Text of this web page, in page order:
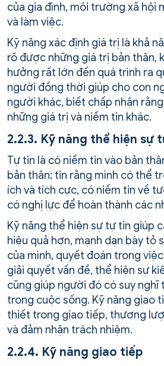
của gia đình, môi trường xã hội
và làm việc.
Kỹ năng xác định giá trị là khả
rõ được những giá trị bản thân,
hưởng rất lớn đến quá trình ra
người đồng thời giúp cho con
người khác, biết chấp nhận
những giá trị và niềm tin khác.
2.2.3. Kỹ năng thể hiện sự
Tự tin là có niềm tin vào bản
bản thân; tin rằng mình có thể
ích và tích cực, có niềm tin về
có nghị lực để hoàn thành các
Kỹ năng thể hiện sự tự tin giúp
hiệu quả hơn, mạnh dạn bày tỏ
của mình, quyết đoán trong
giải quyết vấn đề, thể hiện sự
cũng giúp người đó có suy nghĩ
trong cuộc sống. Kỹ năng giao
thiết trong giao tiếp, thương
và đảm nhận trách nhiệm.
2.2.4. Kỹ năng giao tiếp